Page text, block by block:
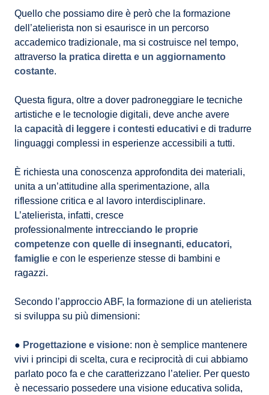
Quello che possiamo dire è però che la formazione
dell’atelierista non si esaurisce in un percorso
accademico tradizionale, ma si costruisce nel tempo,
attraverso la pratica diretta e un aggiornamento
costante.
Questa figura, oltre a dover padroneggiare le tecniche
artistiche e le tecnologie digitali, deve anche avere
la capacità di leggere i contesti educativi e di tradurre
linguaggi complessi in esperienze accessibili a tutti.
È richiesta una conoscenza approfondita dei materiali,
unita a un’attitudine alla sperimentazione, alla
riflessione critica e al lavoro interdisciplinare.
L’atelierista, infatti, cresce
professionalmente intrecciando le proprie
competenze con quelle di insegnanti, educatori,
famiglie e con le esperienze stesse di bambini e
ragazzi.
Secondo l’approccio ABF, la formazione di un atelierista
si sviluppa su più dimensioni:
● Progettazione e visione: non è semplice mantenere
vivi i principi di scelta, cura e reciprocità di cui abbiamo
parlato poco fa e che caratterizzano l’atelier. Per questo
è necessario possedere una visione educativa solida,